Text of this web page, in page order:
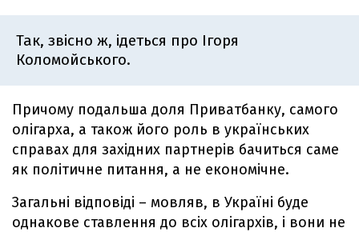
Так, звісно ж, ідеться про Ігоря
Коломойського.
Причому подальша доля Приватбанку, самого
олігарха, а також його роль в українських
справах для західних партнерів бачиться саме
як політичне питання, а не економічне.
Загальні відповіді – мовляв, в Україні буде
однакове ставлення до всіх олігархів, і вони не